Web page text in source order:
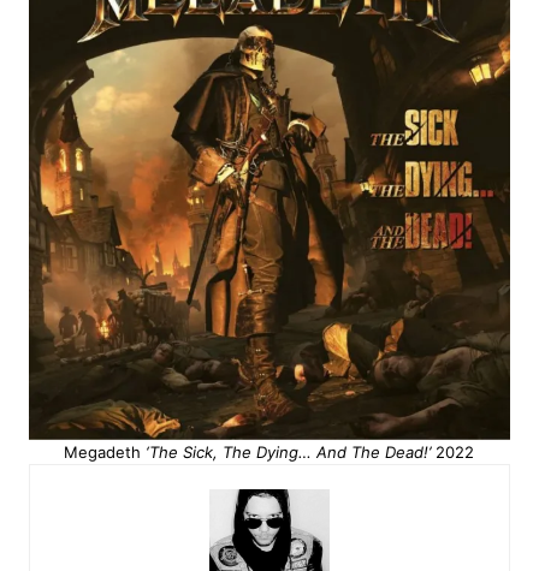
Megadeth ‘The Sick, The Dying… And The Dead!’2022